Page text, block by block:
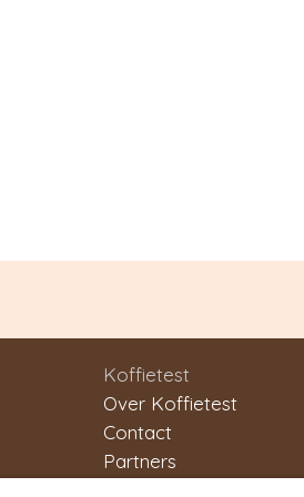
Koffietest
Over Koffietest
Contact
Partners